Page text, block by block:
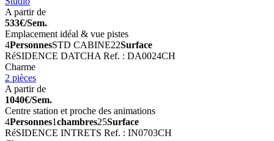
A partir de
533€/Sem.
Emplacement idéal & vue pistes
4PersonnesSTD CABINE22Surface
RéSIDENCE DATCHA Ref. : DA0024CH
Charme
2 pièces
A partir de
1040€/Sem.
Centre station et proche des animations
4Personnes1chambres25Surface
RéSIDENCE INTRETS Ref. : IN0703CH